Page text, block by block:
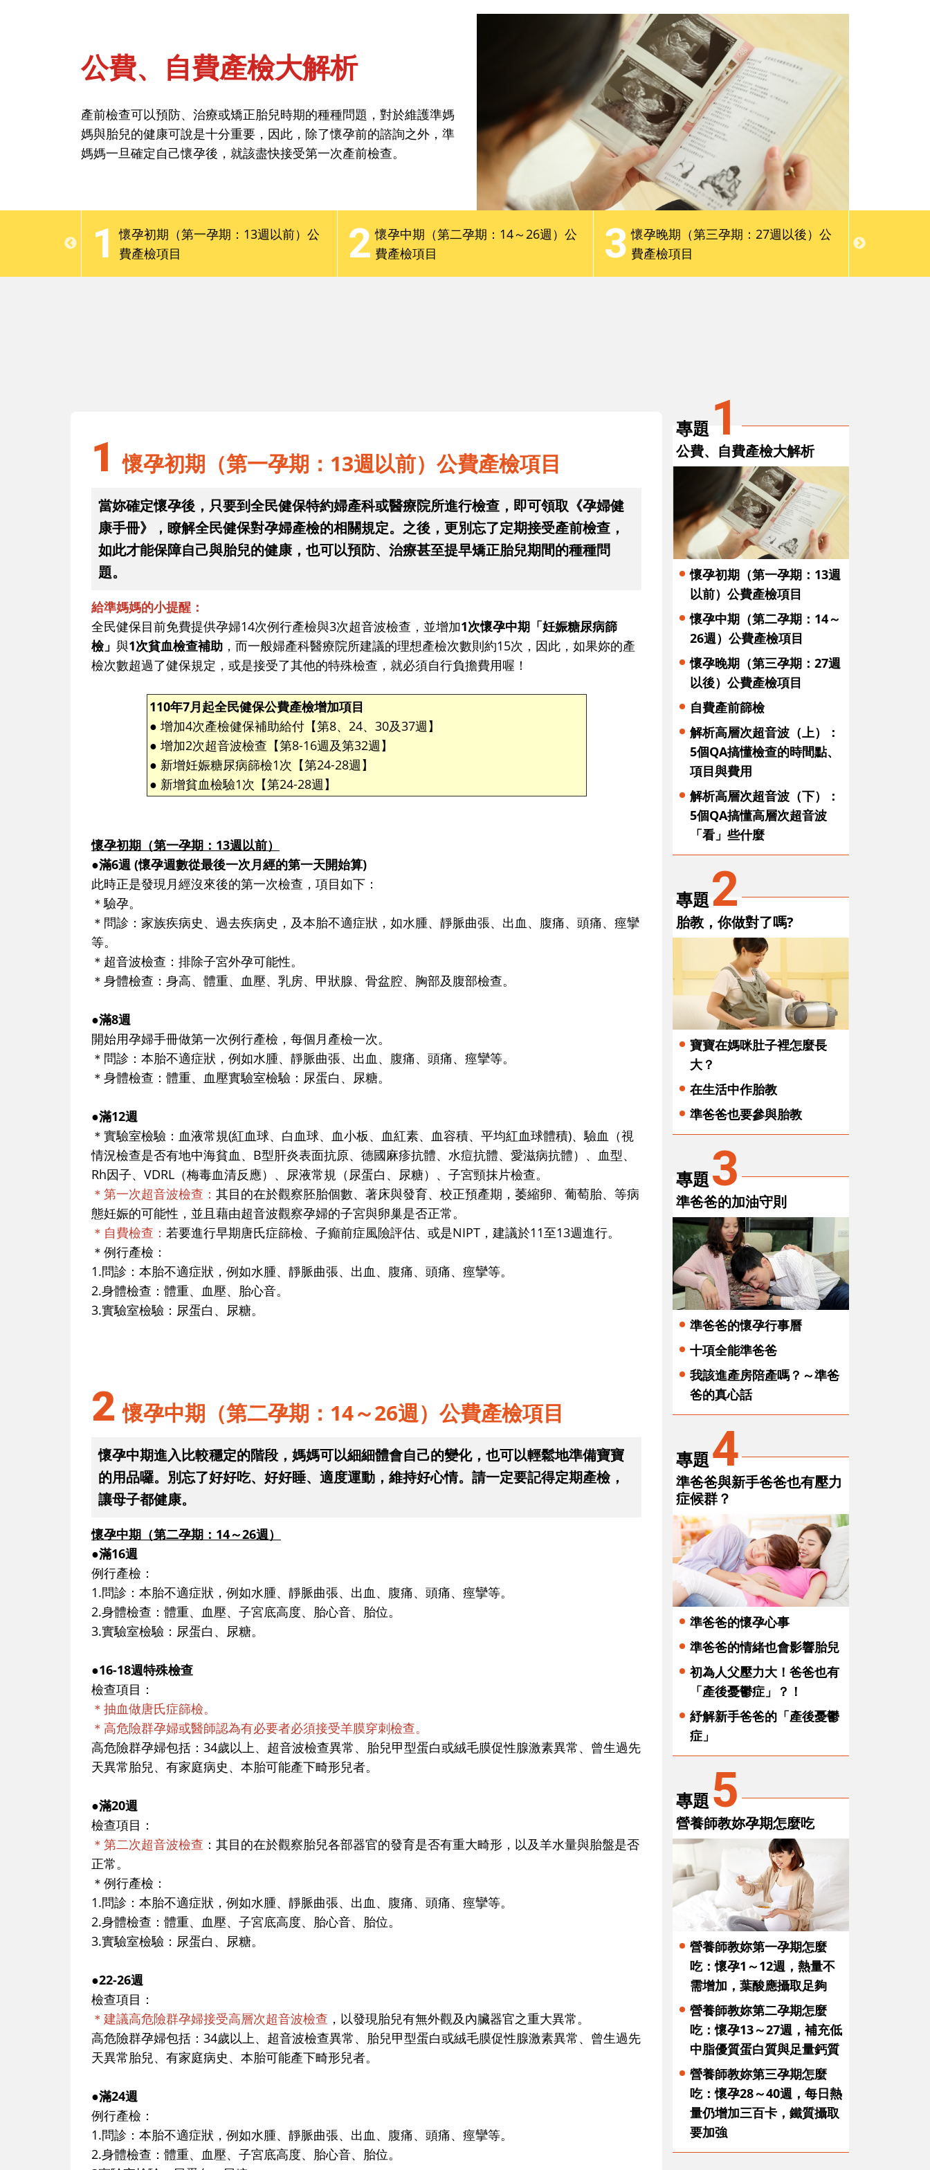
焦點話題 親子慢讀 請問專家 會員限定服務
公費、自費產檢大解析
產前檢查可以預防、治療或矯正胎兒時期的種種問題，對於維護準媽
媽與胎兒的健康可說是十分重要，因此，除了懷孕前的諮詢之外，準
媽媽一旦確定自己懷孕後，就該盡快接受第一次產前檢查。
5個QA搞懂
1
懷孕初期（第一孕期：13週以前）公
費產檢項目
2 懷孕中期（第二孕期：14～26週）公
費產檢項目
3 懷孕晚期（第三孕期：27週以後）公
費產檢項目
4
公費、自費產檢大解析
產前檢查可以預防、治療或矯正胎兒時期的種種問題，對於維護準媽
媽與胎兒的健康可說是十分重要，因此，除了懷孕前的諮詢之外，準
媽媽一旦確定自己懷孕後，就該盡快接受第一次產前檢查。
1 懷孕初期（第一孕期：13週以前）公費產檢項目
當妳確定懷孕後，只要到全民健保特約婦產科或醫療院所進行檢查，即可領取《孕婦健
康手冊》，瞭解全民健保對孕婦產檢的相關規定。之後，更別忘了定期接受產前檢查，
如此才能保障自己與胎兒的健康，也可以預防、治療甚至提早矯正胎兒期間的種種問
題。
給準媽媽的小提醒：
全民健保目前免費提供孕婦14次例行產檢與3次超音波檢查，並增加1次懷孕中期「妊娠糖尿病篩
檢」 與1次貧血檢查補助 ，而一般婦產科醫療院所建議的理想產檢次數則約15次，因此，如果妳的產
檢次數超過了健保規定，或是接受了其他的特殊檢查，就必須自行負擔費用喔！
110年7月起全民健保公費產檢增加項目
● 增加4次產檢健保補助給付【第8、24、30及37週】
● 增加2次超音波檢查【第8-16週及第32週】
● 新增妊娠糖尿病篩檢1次【第24-28週】
● 新增貧血檢驗1次【第24-28週】
懷孕初期（第一孕期：13週以前）
●滿6週 (懷孕週數從最後一次月經的第一天開始算)
此時正是發現月經沒來後的第一次檢查，項目如下：
＊驗孕。
＊問診：家族疾病史、過去疾病史，及本胎不適症狀，如水腫、靜脈曲張、出血、腹痛、頭痛、痙攣
等。
＊超音波檢查：排除子宮外孕可能性。
＊身體檢查：身高、體重、血壓、乳房、甲狀腺、骨盆腔、胸部及腹部檢查。
●滿8週
開始用孕婦手冊做第一次例行產檢，每個月產檢一次。
＊問診：本胎不適症狀，例如水腫、靜脈曲張、出血、腹痛、頭痛、痙攣等。
＊身體檢查：體重、血壓實驗室檢驗：尿蛋白、尿糖。
●滿12週
＊實驗室檢驗：血液常規(紅血球、白血球、血小板、血紅素、血容積、平均紅血球體積)、驗血（視
情況檢查是否有地中海貧血、B型肝炎表面抗原、德國麻疹抗體、水痘抗體、愛滋病抗體）、血型、
Rh因子、VDRL（梅毒血清反應）、尿液常規（尿蛋白、尿糖）、子宮頸抹片檢查。
＊第一次超音波檢查： 其目的在於觀察胚胎個數、著床與發育、校正預產期，萎縮卵、葡萄胎、等病
態妊娠的可能性，並且藉由超音波觀察孕婦的子宮與卵巢是否正常。
＊自費檢查： 若要進行早期唐氏症篩檢、子癲前症風險評估、或是NIPT，建議於11至13週進行。
＊例行產檢：
1.問診：本胎不適症狀，例如水腫、靜脈曲張、出血、腹痛、頭痛、痙攣等。
2.身體檢查：體重、血壓、胎心音。
3.實驗室檢驗：尿蛋白、尿糖。
2 懷孕中期（第二孕期：14～26週）公費產檢項目
懷孕中期進入比較穩定的階段，媽媽可以細細體會自己的變化，也可以輕鬆地準備寶寶
的用品囉。別忘了好好吃、好好睡、適度運動，維持好心情。請一定要記得定期產檢，
讓母子都健康。
懷孕中期（第二孕期：14～26週）
●滿16週
例行產檢：
1.問診：本胎不適症狀，例如水腫、靜脈曲張、出血、腹痛、頭痛、痙攣等。
2.身體檢查：體重、血壓、子宮底高度、胎心音、胎位。
3.實驗室檢驗：尿蛋白、尿糖。
●16-18週特殊檢查
檢查項目：
＊抽血做唐氏症篩檢。
＊高危險群孕婦或醫師認為有必要者必須接受羊膜穿刺檢查。
高危險群孕婦包括：34歲以上、超音波檢查異常、胎兒甲型蛋白或絨毛膜促性腺激素異常、曾生過先
天異常胎兒、有家庭病史、本胎可能產下畸形兒者。
●滿20週
檢查項目：
＊第二次超音波檢查 ：其目的在於觀察胎兒各部器官的發育是否有重大畸形，以及羊水量與胎盤是否
正常。
＊例行產檢：
1.問診：本胎不適症狀，例如水腫、靜脈曲張、出血、腹痛、頭痛、痙攣等。
2.身體檢查：體重、血壓、子宮底高度、胎心音、胎位。
3.實驗室檢驗：尿蛋白、尿糖。
●22-26週
檢查項目：
＊建議高危險群孕婦接受高層次超音波檢查 ，以發現胎兒有無外觀及內臟器官之重大異常。
高危險群孕婦包括：34歲以上、超音波檢查異常、胎兒甲型蛋白或絨毛膜促性腺激素異常、曾生過先
天異常胎兒、有家庭病史、本胎可能產下畸形兒者。
●滿24週
例行產檢：
1.問診：本胎不適症狀，例如水腫、靜脈曲張、出血、腹痛、頭痛、痙攣等。
2.身體檢查：體重、血壓、子宮底高度、胎心音、胎位。
專題 1
公費、自費產檢大解析
懷孕初期（第一孕期：13週
以前）公費產檢項目
懷孕中期（第二孕期：14～
26週）公費產檢項目
懷孕晚期（第三孕期：27週
以後）公費產檢項目
自費產前篩檢
解析高層次超音波（上）：
5個QA搞懂檢查的時間點、
項目與費用
解析高層次超音波（下）：
5個QA搞懂高層次超音波
「看」些什麼
專題2
胎教，你做對了嗎?
寶寶在媽咪肚子裡怎麼長
大？
在生活中作胎教
準爸爸也要參與胎教
專題3
準爸爸的加油守則
準爸爸的懷孕行事曆
十項全能準爸爸
我該進產房陪產嗎？～準爸
爸的真心話
專題4
準爸爸與新手爸爸也有壓力
症候群？
準爸爸的懷孕心事
準爸爸的情緒也會影響胎兒
初為人父壓力大！爸爸也有
「產後憂鬱症」？！
紓解新手爸爸的「產後憂鬱
症」
專題 5
營養師教妳孕期怎麼吃
營養師教妳第一孕期怎麼
吃：懷孕1～12週，熱量不
需增加，葉酸應攝取足夠
營養師教妳第二孕期怎麼
吃：懷孕13～27週，補充低
中脂優質蛋白質與足量鈣質
營養師教妳第三孕期怎麼
吃：懷孕28～40週，每日熱
量仍增加三百卡，鐵質攝取
要加強